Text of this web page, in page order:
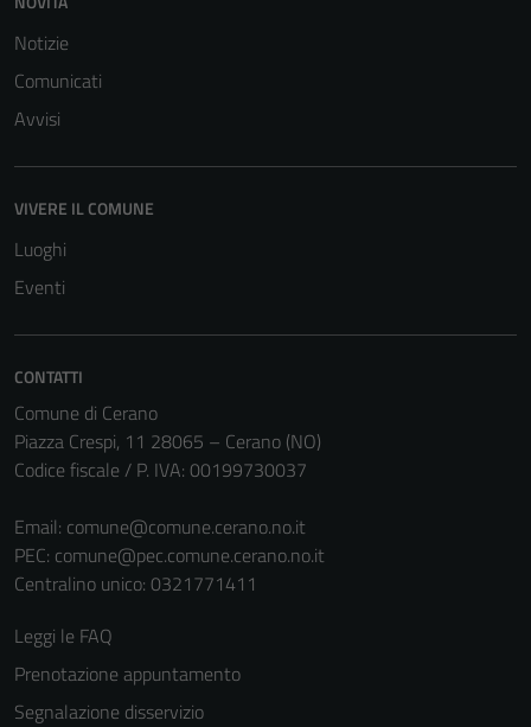
Notizie
Comunicati
Avvisi
VIVERE IL COMUNE
Luoghi
Eventi
CONTATTI
Comune di Cerano
Piazza Crespi, 11 28065 – Cerano (NO)
Codice fiscale / P. IVA: 00199730037
Email: comune@comune.cerano.no.it
PEC: comune@pec.comune.cerano.no.it
Centralino unico: 0321771411
Leggi le FAQ
Prenotazione appuntamento
Segnalazione disservizio